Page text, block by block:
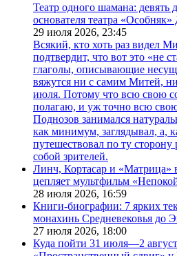
Театр одного шамана: девять
основателя театра
29 июля 2026, 23:45
Всякий, кто хоть раз видел
подтвердит, что вот это «не
глаголы, описывающие
вяжутся ни с самим Митей,
июля. Потому что всю свою
полагаю, и уж точно всю
Поднозов занимался
как минимум, заглядывал, а,
путешествовал по ту сторону
собой зрителей.
Линч, Кортасар и «Матрица»
цепляет мультфильм
28 июля 2026, 16:59
Книги-биографии: 7 ярких
монахинь Средневековья до
27 июля 2026, 18:00
Куда пойти 31 июля—2